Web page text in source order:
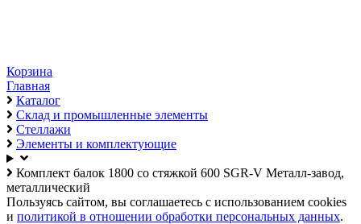
Корзина
Главная
Каталог
Склад и промышленные элементы
Стеллажи
Элементы и комплектующие
Комплект балок 1800 со стяжкой 600 SGR-V Металл-завод,
металлический
Пользуясь сайтом, вы соглашаетесь с использованием cookies
и политикой в отношении обработки персональных данных.